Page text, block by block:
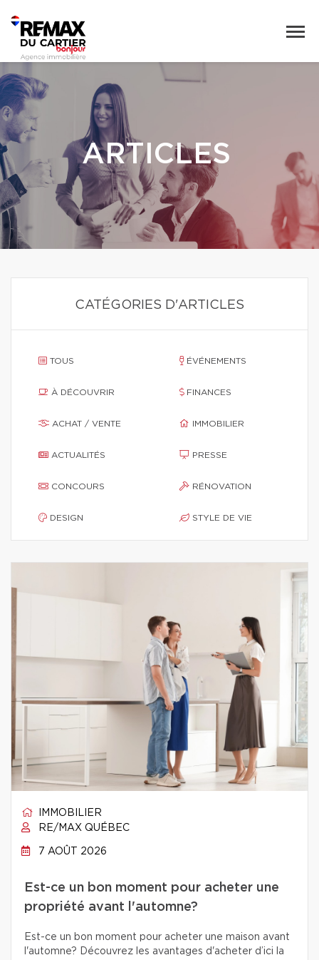
ARTICLES
CATÉGORIES D'ARTICLES
TOUS
À DÉCOUVRIR
ACHAT / VENTE
ACTUALITÉS
CONCOURS
DESIGN
ÉVÉNEMENTS
FINANCES
IMMOBILIER
PRESSE
RÉNOVATION
STYLE DE VIE
IMMOBILIER
RE/MAX QUÉBEC
7 AOÛT 2026
Est-ce un bon moment pour acheter une
propriété avant l'automne?
Est-ce un bon moment pour acheter une maison avant
l'automne? Découvrez les avantages d'acheter d’ici la